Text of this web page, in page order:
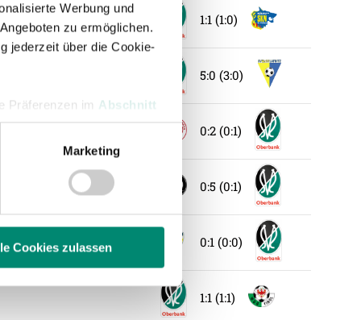
Werbung und
zu ermöglichen.
jederzeit über die Cookie-
Präferenzen im Abschnitt
anbieten zu können
Verwendung unserer
Marketing
Cookies zulassen
1:1 (1:0)
5:0 (3:0)
0:2 (0:1)
0:5 (0:1)
0:1 (0:0)
1:1 (1:1)